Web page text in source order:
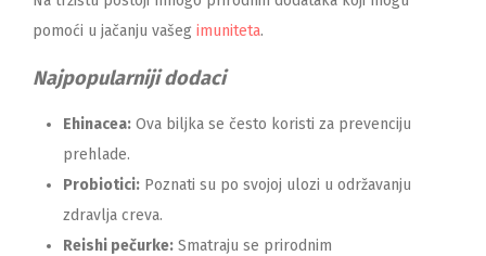
pomoći u jačanju vašeg imuniteta.
Najpopularniji dodaci
Ehinacea: Ova biljka se često koristi za prevenciju
prehlade.
Probiotici: Poznati su po svojoj ulozi u održavanju
zdravlja creva.
Reishi pečurke: Smatraju se prirodnim